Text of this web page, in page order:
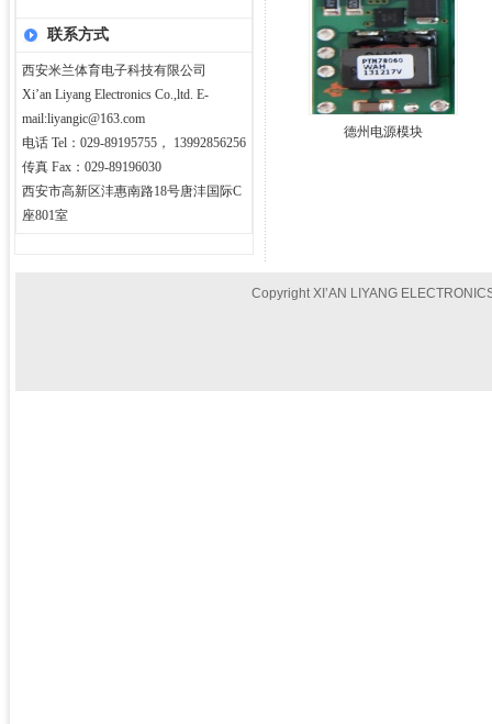
联系方式
西安米兰体育电子科技有限公司
Xi’an Liyang Electronics Co.,ltd. E-
mail:liyangic@163.com
电话 Tel：029-89195755， 13992856256
传真 Fax：029-89196030
西安市高新区沣惠南路18号唐沣国际C
座801室
德州电源模块
Copyright XI’AN LIYANG